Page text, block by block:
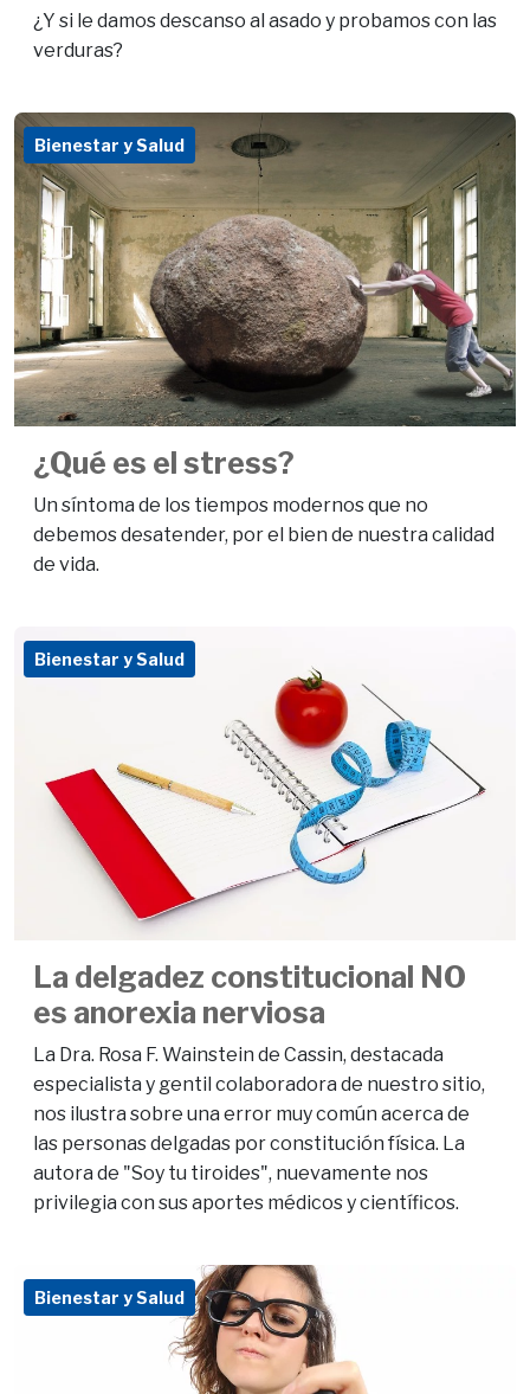
¿Y si le damos descanso al asado y probamos con las
verduras?
Bienestar y Salud
¿Qué es el stress?
Un síntoma de los tiempos modernos que no
debemos desatender, por el bien de nuestra calidad
de vida.
Bienestar y Salud
La delgadez constitucional NO
es anorexia nerviosa
La Dra. Rosa F. Wainstein de Cassin, destacada
especialista y gentil colaboradora de nuestro sitio,
nos ilustra sobre una error muy común acerca de
las personas delgadas por constitución física. La
autora de "Soy tu tiroides", nuevamente nos
privilegia con sus aportes médicos y científicos.
Bienestar y Salud